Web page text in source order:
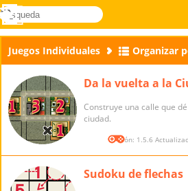
Novel
búsqueda
Acceder
Menú
Juegos Individuales Organizar
Da la vuelta a la
Construye una calle que
ciudad.
Versión: 1.5.6
Sudoku de flechas